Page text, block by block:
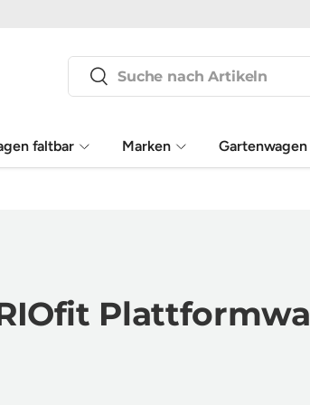
Suchen
Suchen
faltbar Marken Gartenwagen